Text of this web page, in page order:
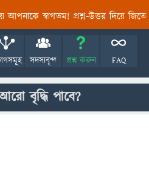
আপনাকে স্বাগতম! প্রশ্ন-উত্তর দিয়ে জিতে
সদস্যবৃন্দ প্রশ্ন করুন FAQ
বৃদ্ধি পাবে?